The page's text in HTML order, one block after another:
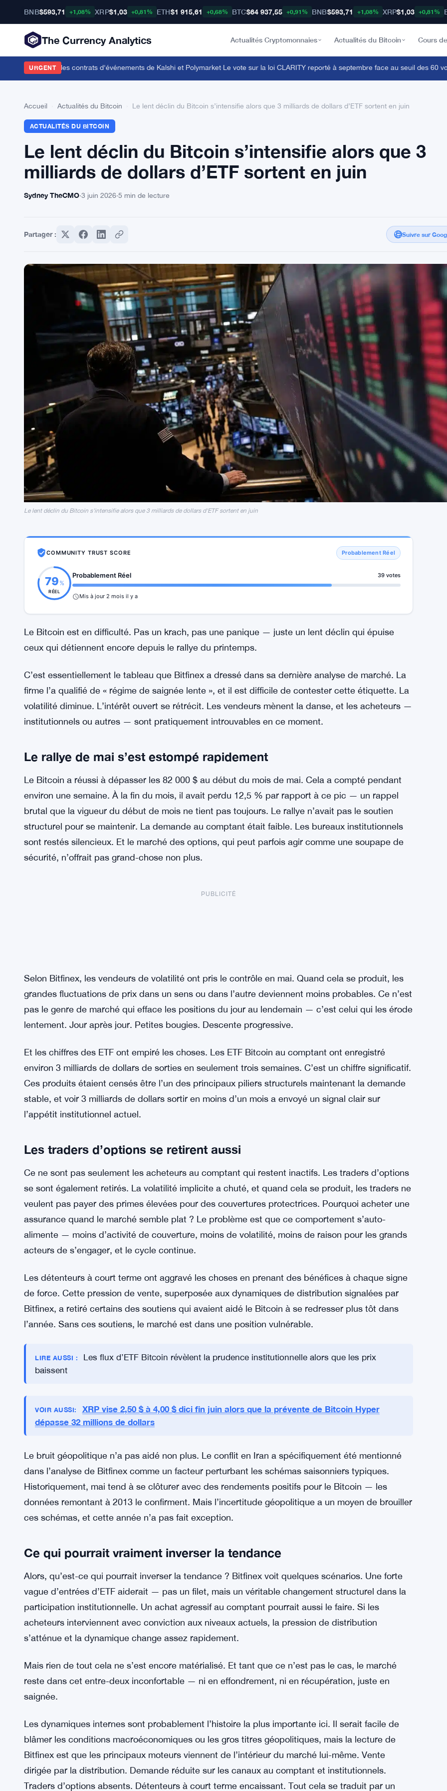
BNB$593,71 +1,08% XRP$1,03 +0,81% ETH$1 915,61 +0,68% BTC$64 937,55 +0,91% BNB$593,71 +1,08% XRP$1,03 +0,81%
The Currency Analytics Actualités Cryptomonnaies Actualités du Bitcoin Cours
URGENT
sur les contrats d'événements de Kalshi et Polymarket·Le vote sur la loi CLARITY reporté à septembre face au seuil des 60 voix
Accueil Actualités du Bitcoin Le lent déclin du Bitcoin s’intensifie alors que 3 milliards de dollars d’ETF sortent en juin
ACTUALITÉS DU BITCOIN
Le lent déclin du Bitcoin s’intensifie alors que 3
milliards de dollars d’ETF sortent en juin
Sydney TheCMO·3 juin 2026·5 min de lecture
Partager : Suivre sur
Le lent déclin du Bitcoin s'intensifie alors que 3 milliards de dollars d'ETF sortent en juin
COMMUNITY TRUST SCORE Probablement Réel
79 %
RÉEL
Probablement Réel 39 votes
Mis à jour 2 mois il y a
Le Bitcoin est en difficulté. Pas un krach, pas une panique — juste un lent déclin qui épuise
ceux qui détiennent encore depuis le rallye du printemps.
C’est essentiellement le tableau que Bitfinex a dressé dans sa dernière analyse de marché. La
firme l’a qualifié de « régime de saignée lente », et il est difficile de contester cette étiquette. La
volatilité diminue. L’intérêt ouvert se rétrécit. Les vendeurs mènent la danse, et les acheteurs —
institutionnels ou autres — sont pratiquement introuvables en ce moment.
Le rallye de mai s’est estompé rapidement
Le Bitcoin a réussi à dépasser les 82 000 $ au début du mois de mai. Cela a compté pendant
environ une semaine. À la fin du mois, il avait perdu 12,5 % par rapport à ce pic — un rappel
brutal que la vigueur du début de mois ne tient pas toujours. Le rallye n’avait pas le soutien
structurel pour se maintenir. La demande au comptant était faible. Les bureaux institutionnels
sont restés silencieux. Et le marché des options, qui peut parfois agir comme une soupape de
sécurité, n’offrait pas grand-chose non plus.
PUBLICITÉ
Selon Bitfinex, les vendeurs de volatilité ont pris le contrôle en mai. Quand cela se produit, les
grandes fluctuations de prix dans un sens ou dans l’autre deviennent moins probables. Ce n’est
pas le genre de marché qui efface les positions du jour au lendemain — c’est celui qui les érode
Et les chiffres des ETF ont empiré les choses. Les ETF Bitcoin au comptant ont enregistré
environ 3 milliards de dollars de sorties en seulement trois semaines. C’est un chiffre significatif.
Ces produits étaient censés être l’un des principaux piliers structurels maintenant la demande
stable, et voir 3 milliards de dollars sortir en moins d’un mois a envoyé un signal clair sur
l’appétit institutionnel actuel.
Les traders d’options se retirent aussi
Ce ne sont pas seulement les acheteurs au comptant qui restent inactifs. Les traders d’options
se sont également retirés. La volatilité implicite a chuté, et quand cela se produit, les traders ne
veulent pas payer des primes élevées pour des couvertures protectrices. Pourquoi acheter une
assurance quand le marché semble plat ? Le problème est que ce comportement s’auto-
acteurs de s’engager, et le cycle continue.
Les détenteurs à court terme ont aggravé les choses en prenant des bénéfices à chaque signe
de force. Cette pression de vente, superposée aux dynamiques de distribution signalées par
Bitfinex, a retiré certains des soutiens qui avaient aidé le Bitcoin à se redresser plus tôt dans
l’année. Sans ces soutiens, le marché est dans une position vulnérable.
Les flux d’ETF Bitcoin révèlent la prudence institutionnelle alors que les prix
baissent
VOIR AUSSI:
XRP vise 2,50 $ à 4,00 $ dici fin juin alors que la prévente de Bitcoin Hyper
Le bruit géopolitique n’a pas aidé non plus. Le conflit en Iran a spécifiquement été mentionné
dans l’analyse de Bitfinex comme un facteur perturbant les schémas saisonniers typiques.
Historiquement, mai tend à se clôturer avec des rendements positifs pour le Bitcoin — les
données remontant à 2013 le confirment. Mais l’incertitude géopolitique a un moyen de brouiller
ces schémas, et cette année n’a pas fait exception.
Ce qui pourrait vraiment inverser la tendance
Alors, qu’est-ce qui pourrait inverser la tendance ? Bitfinex voit quelques scénarios. Une forte
vague d’entrées d’ETF aiderait — pas un filet, mais un véritable changement structurel dans la
acheteurs interviennent avec conviction aux niveaux actuels, la pression de distribution
s’atténue et la dynamique change assez rapidement.
Mais rien de tout cela ne s’est encore matérialisé. Et tant que ce n’est pas le cas, le marché
reste dans cet entre-deux inconfortable — ni en effondrement, ni en récupération, juste en